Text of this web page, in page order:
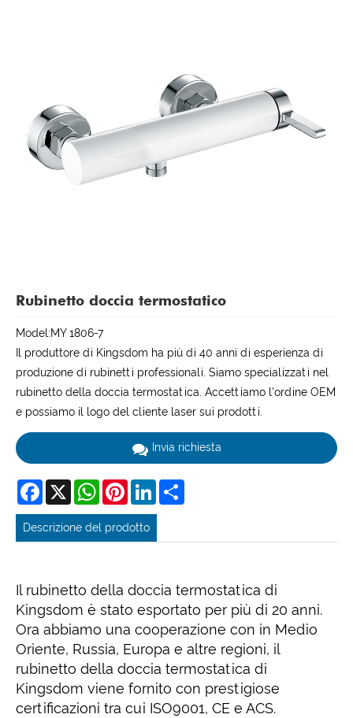
Rubinetto doccia termostatico
Model:MY 1806-7
Il produttore di Kingsdom ha più di 40 anni di esperienza di
produzione di rubinetti professionali. Siamo specializzati nel
rubinetto della doccia termostatica. Accettiamo l'ordine OEM
e possiamo il logo del cliente laser sui prodotti.
Invia richiesta
Facebook
X WhatsAppPinterestLinkedIn
Descrizione del prodotto
Il rubinetto della doccia termostatica di
Kingsdom è stato esportato per più di 20 anni.
Ora abbiamo una cooperazione con in Medio
Oriente, Russia, Europa e altre regioni, il
rubinetto della doccia termostatica di
Kingsdom viene fornito con prestigiose
certificazioni tra cui ISO9001, CE e ACS.